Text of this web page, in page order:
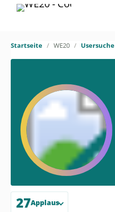
Startseite WE20 Usersuche
27Applaus